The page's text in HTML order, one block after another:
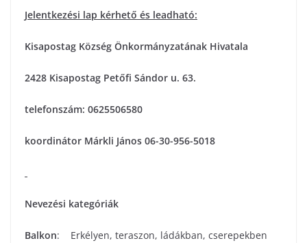
Jelentkezési lap kérhető és leadható:
Kisapostag Község Önkormányzatának Hivatala
2428 Kisapostag Petőfi Sándor u. 63.
telefonszám: 0625506580
koordinátor Márkli János 06-30-956-5018
Nevezési kategóriák
Balkon: Erkélyen, teraszon, ládákban, cserepekben